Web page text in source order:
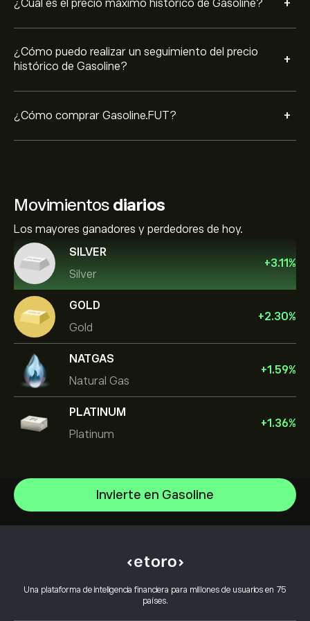
¿Cuál es el precio máximo histórico de Gasoline? +
¿Cómo puedo realizar un seguimiento del precio
histórico de Gasoline?
+
¿Cómo comprar Gasoline.FUT? +
Movimientos diarios
Los mayores ganadores y perdedores de hoy.
SILVER
Silver
+3.11%
GOLD
Gold
+2.30%
NATGAS
Natural Gas
+1.59%
PLATINUM
Platinum
+1.36%
Invierte en Gasoline
Una plataforma de inteligencia financiera para millones de usuarios en 75
países.
Oil
Centro de ayuda
Abrir una cuenta
Cómo funciona el CopyTrading
¿Qué es el apalancamiento y el margen?
Explicación de la compra y venta
Por qué elegir eToro